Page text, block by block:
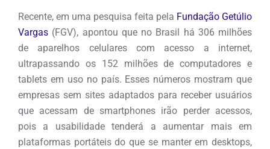
Recente, em uma pesquisa feita pela Fundação Getúlio
Vargas (FGV), apontou que no Brasil há 306 milhões
de aparelhos celulares com acesso a internet,
ultrapassando os 152 milhões de computadores e
tablets em uso no país. Esses números mostram que
empresas sem sites adaptados para receber usuários
que acessam de smartphones irão perder acessos,
pois a usabilidade tenderá a aumentar mais em
plataformas portáteis do que se manter em desktops,